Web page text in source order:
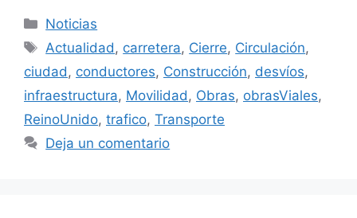
Categorías
Noticias
Etiquetas
Actualidad, carretera, Cierre, Circulación,
ciudad, conductores, Construcción, desvíos,
infraestructura, Movilidad, Obras, obrasViales,
ReinoUnido, trafico, Transporte
Deja un comentario